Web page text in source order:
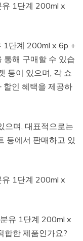
유 1단계 200ml x
1단계 200ml x 6p +
통해 구매할 수 있습
등이 있으며, 각 쇼
할인 혜택을 제공하
으며, 대표적으로는
등에서 판매하고 있
유 1단계 200ml x
유 1단계 200ml x
합한 제품인가요?